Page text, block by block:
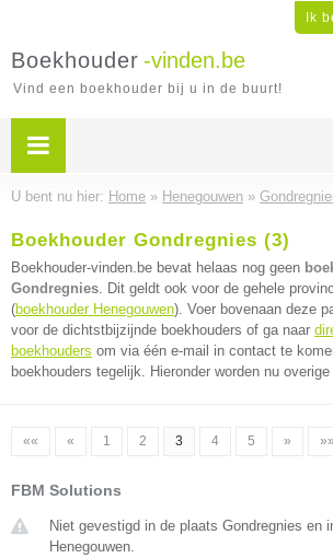
Ik
Boekhouder -vinden.be
Vind een boekhouder bij u in de buurt!
U bent nu hier: Home » Henegouwen »
Boekhouder Gondregnies (3)
Boekhouder-vinden.be bevat helaas nog geen
Gondregnies. Dit geldt ook voor de gehele
(boekhouder Henegouwen). Voer bovenaan deze
voor de dichtstbijzijnde boekhouders of ga naar
boekhouders om via één e-mail in contact te
boekhouders tegelijk. Hieronder worden nu
«« « 1 2 3 4 5 » »»
FBM Solutions
Niet gevestigd in de plaats Gondregnies en
Henegouwen.